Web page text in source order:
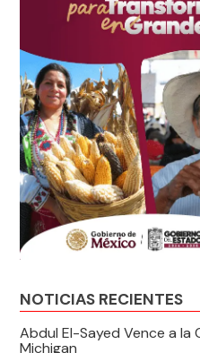
NOTICIAS RECIENTES
Abdul El-Sayed Vence a la
Michigan